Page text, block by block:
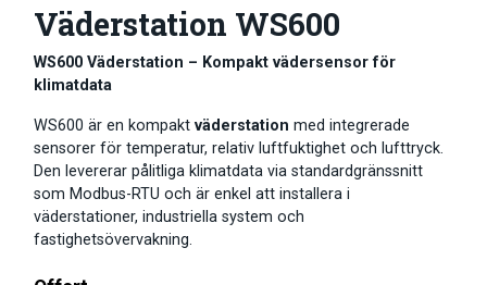
Väderstation WS600
WS600 Väderstation – Kompakt vädersensor för
klimatdata
WS600 är en kompakt väderstation med integrerade
sensorer för temperatur, relativ luftfuktighet och lufttryck.
Den levererar pålitliga klimatdata via standardgränssnitt
som Modbus-RTU och är enkel att installera i
väderstationer, industriella system och
fastighetsövervakning.